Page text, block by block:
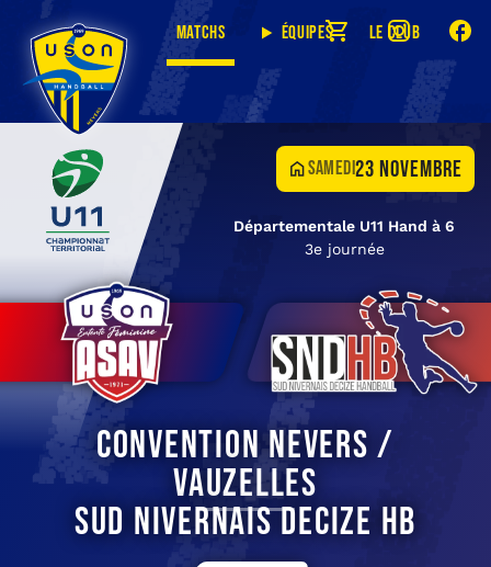
Matchs Équipes Le club
samedi23 novembre
Départementale U11 Hand à 6
3e journée
Convention Nevers /
Vauzelles
Sud Nivernais Decize HB